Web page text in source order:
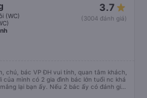
(WC)
3.7
(3004 đánh giá)
chú, bác VP ĐH vui tính, quan tâm khách,
lại bạn ấy. Nếu 2 bác ấy có đánh giá
nhắc nhở rất đúng. 2 bác nói rất to. To